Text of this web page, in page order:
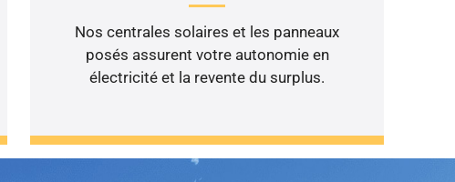
Nos centrales solaires et les panneaux
posés assurent votre autonomie en
électricité et la revente du surplus.